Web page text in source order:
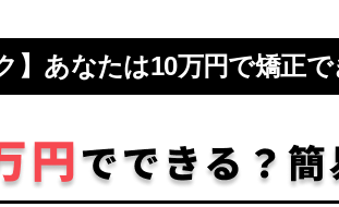
かった場合、医療費控除の対象になりますか？
したいと思っているなら診断が必須
】あなたは10万円で矯正で